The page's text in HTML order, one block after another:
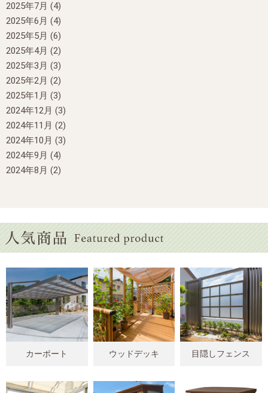
2025年7月 (4)
2025年6月 (4)
2025年5月 (6)
2025年4月 (2)
2025年3月 (3)
2025年2月 (2)
2025年1月 (3)
2024年12月 (3)
2024年11月 (2)
2024年10月 (3)
2024年9月 (4)
2024年8月 (2)
カーポート ウッドデッキ 目隠しフェンス